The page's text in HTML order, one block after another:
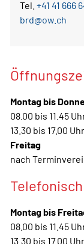
Tel. +41 41 666
brd@ow.ch
Montag bis
08.00 bis 11.45
13.30 bis 17.00 Uhr
Freitag
nach
Montag bis
08.00 bis 11.45
13.30 bis 17.00 Uhr